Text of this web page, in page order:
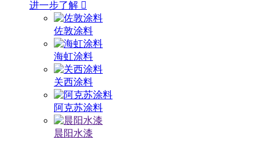
进一步了解 
佐敦涂料
海虹涂料
关西涂料
阿克苏涂料
晨阳水漆